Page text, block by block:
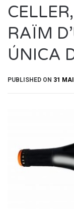
RAÏM
ÚNICA
PUBLISHED ON 31